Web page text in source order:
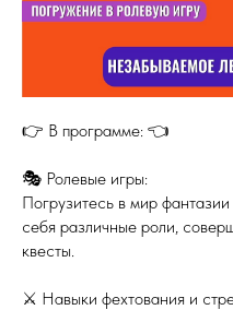
👉 В программе: 👈
🎭 Ролевые игры:
Погрузитесь в мир
себя различные роли,
квесты.
⚔ Навыки фехтования и